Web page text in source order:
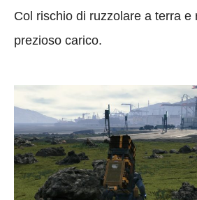
Col rischio di ruzzolare a terra e
prezioso carico.